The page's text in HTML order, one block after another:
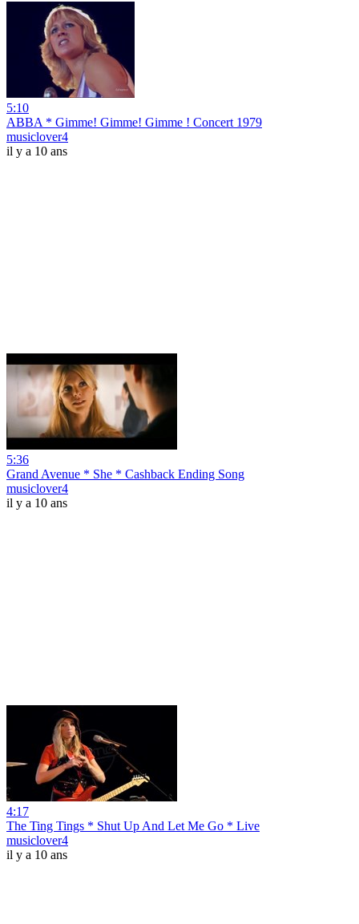
5:10
ABBA * Gimme! Gimme! Gimme ! Concert 1979
musiclover4
il y a 10 ans
5:36
Grand Avenue * She * Cashback Ending Song
musiclover4
il y a 10 ans
4:17
The Ting Tings * Shut Up And Let Me Go * Live
musiclover4
il y a 10 ans